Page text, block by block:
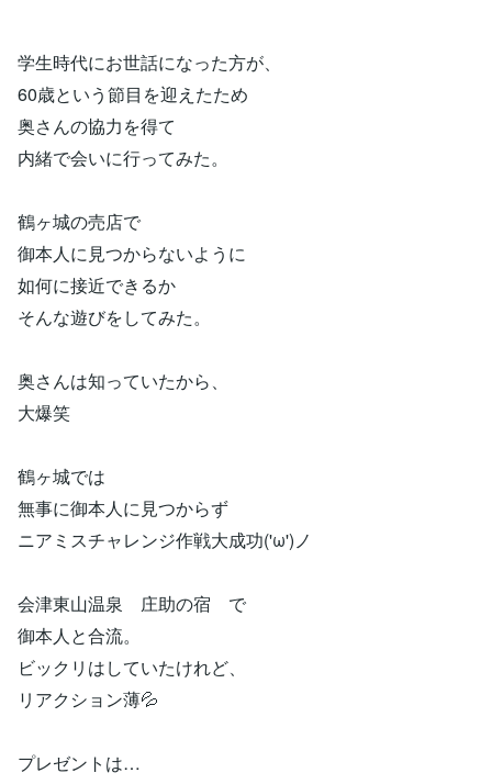
学生時代にお世話になった方が、
60歳という節目を迎えたため
奥さんの協力を得て
内緒で会いに行ってみた。
鶴ヶ城の売店で
御本人に見つからないように
如何に接近できるか
そんな遊びをしてみた。
奥さんは知っていたから、
大爆笑
鶴ヶ城では
無事に御本人に見つからず
ニアミスチャレンジ作戦大成功('ω')ノ
会津東山温泉 庄助の宿 で
御本人と合流。
ビックリはしていたけれど、
リアクション薄💦
プレゼントは…